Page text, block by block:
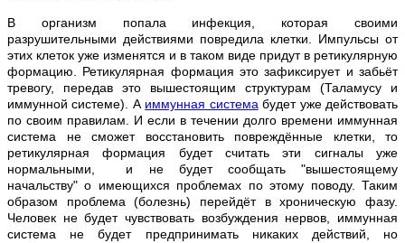
В организм попала инфекция, которая своими
разрушительными действиями повредила клетки. Импульсы от
этих клеток уже изменятся и в таком виде придут в ретикулярную
формацию. Ретикулярная формация это зафиксирует и забьёт
тревогу, передав это вышестоящим структурам (Таламусу и
иммунной системе). А иммунная система будет уже действовать
по своим правилам. И если в течении долго времени иммунная
система не сможет восстановить повреждённые клетки, то
ретикулярная формация будет считать эти сигналы уже
нормальными, и не будет сообщать "вышестоящему
начальству" о имеющихся проблемах по этому поводу. Таким
образом проблема (болезнь) перейдёт в хроническую фазу.
Человек не будет чувствовать возбуждения нервов, иммунная
система не будет предпринимать никаких действий, но